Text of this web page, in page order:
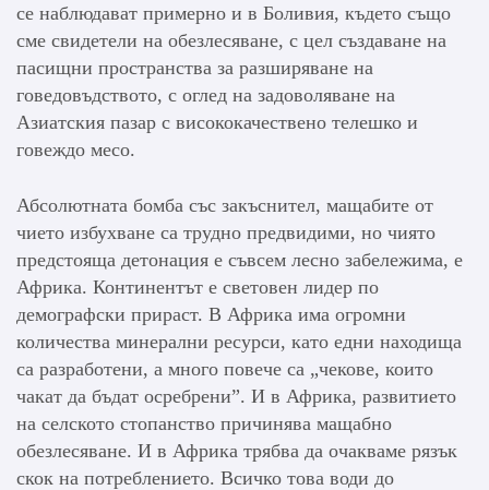
се наблюдават примерно и в Боливия, където също
сме свидетели на обезлесяване, с цел създаване на
пасищни пространства за разширяване на
говедовъдството, с оглед на задоволяване на
Азиатския пазар с висококачествено телешко и
говеждо месо.
Абсолютната бомба със закъснител, мащабите от
чието избухване са трудно предвидими, но чиято
предстояща детонация е съвсем лесно забележима, е
Африка. Континентът е световен лидер по
демографски прираст. В Африка има огромни
количества минерални ресурси, като едни находища
са разработени, а много повече са „чекове, които
чакат да бъдат осребрени”. И в Африка, развитието
на селското стопанство причинява мащабно
обезлесяване. И в Африка трябва да очакваме рязък
скок на потреблението. Всичко това води до